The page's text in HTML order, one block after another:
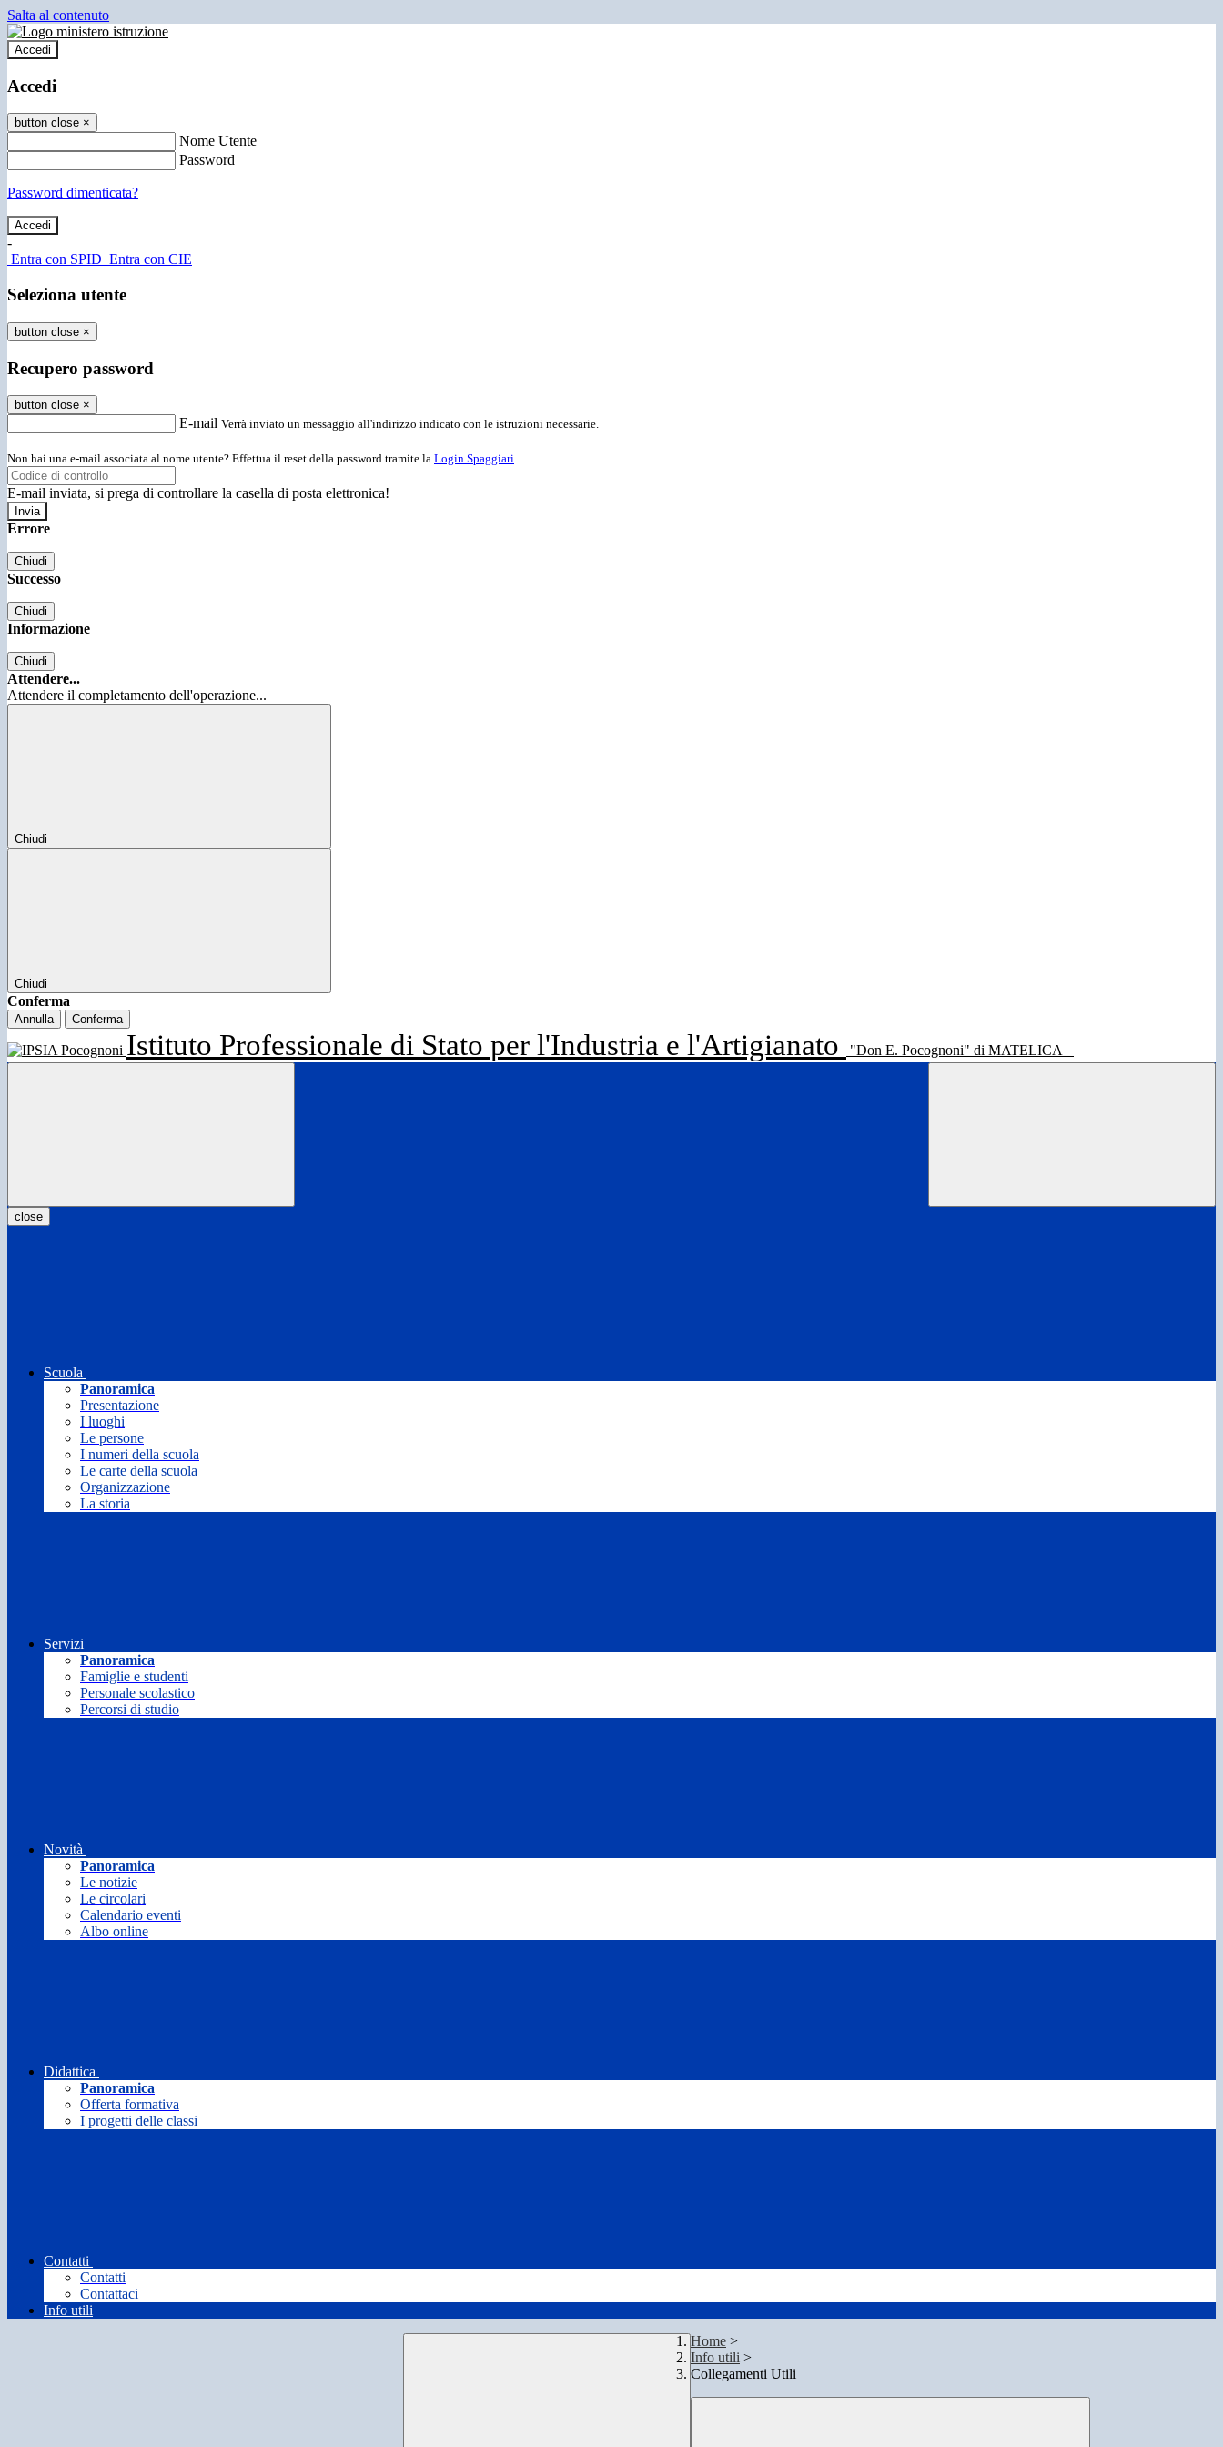
Salta al contenuto
Accedi
Accedi
button close ×
Nome Utente
Password
Password dimenticata?
-
Entra con SPID Entra con CIE
Seleziona utente
button close ×
Recupero password
button close ×
E-mail Verrà inviato un messaggio all'indirizzo indicato con le istruzioni necessarie.
Non hai una e-mail associata al nome utente? Effettua il reset della password tramite la Login Spaggiari
E-mail inviata, si prega di controllare la casella di posta elettronica!
Errore
Chiudi
Successo
Chiudi
Informazione
Chiudi
Attendere...
Attendere il completamento dell'operazione...
Chiudi
Chiudi
Conferma
Annulla Conferma
Istituto Professionale di Stato per l'Industria e l'Artigianato "Don E. Pocognoni" di MATELICA
close
Scuola
Panoramica
Presentazione
I luoghi
Le persone
I numeri della scuola
Le carte della scuola
Organizzazione
La storia
Servizi
Panoramica
Famiglie e studenti
Personale scolastico
Percorsi di studio
Novità
Panoramica
Le notizie
Le circolari
Calendario eventi
Albo online
Didattica
Panoramica
Offerta formativa
I progetti delle classi
Contatti
Contatti
Contattaci
Info utili
Home >
Info utili >
Collegamenti Utili